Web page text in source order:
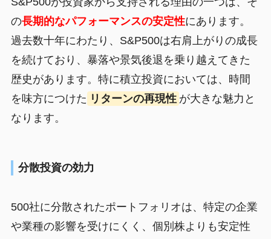
の長期的なパフォーマンスの安定性にあります。
過去数十年にわたり、S&P500は右肩上がりの成長
を続けており、暴落や景気後退を乗り越えてきた
歴史があります。特に積立投資においては、時間
を味方につけた リターンの再現性 が大きな魅力と
なります。
分散投資の効力
500社に分散されたポートフォリオは、特定の企業
や業種の影響を受けにくく、個別株よりも安定性